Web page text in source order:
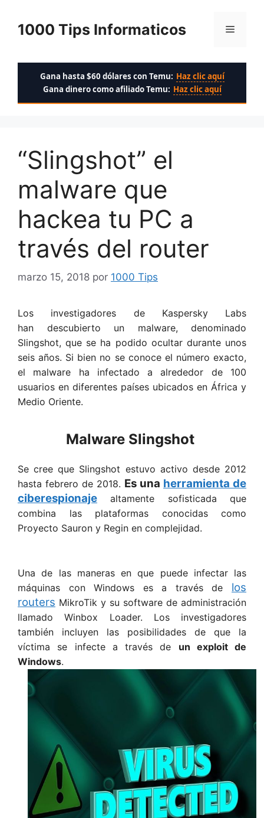
contenido
1000 Tips Informaticos Menú
Gana hasta $60 dólares con Temu: Haz clic aquí
Gana dinero como afiliado Temu: Haz clic aquí
“Slingshot” el
malware que
hackea tu PC a
través del router
marzo 15, 2018 por 1000 Tips
Los investigadores de Kaspersky Labs
han descubierto un malware, denominado
Slingshot, que se ha podido ocultar durante unos
seis años. Si bien no se conoce el número exacto,
el malware ha infectado a alrededor de 100
usuarios en diferentes países ubicados en África y
Medio Oriente.
Malware Slingshot
Se cree que Slingshot estuvo activo desde 2012
hasta febrero de 2018. Es una herramienta de
ciberespionaje altamente sofisticada que
combina las plataformas conocidas como
Proyecto Sauron y Regin en complejidad.
Una de las maneras en que puede infectar las
máquinas con Windows es a través de los
routers MikroTik y su software de administración
llamado Winbox Loader. Los investigadores
también incluyen las posibilidades de que la
víctima se infecte a través de un exploit de
Windows.